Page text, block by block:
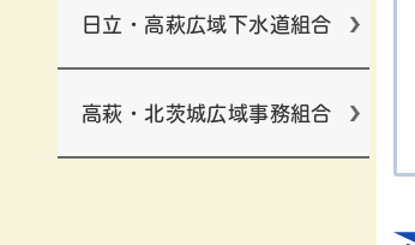
日立・高萩広域下水道組合
高萩・北茨城広域事務組合